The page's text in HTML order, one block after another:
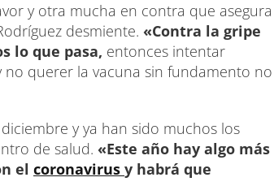
y otra mucha en contra que asegura
desmiente. «Contra la gripe
lo que pasa, entonces intentar
no querer la vacuna sin fundamento no
y ya han sido muchos los
de salud. «Este año hay algo más
el coronavirus y habrá que